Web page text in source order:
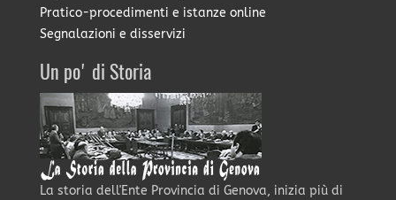
Pratico-procedimenti e istanze online
Segnalazioni e disservizi
Un po' di Storia
La storia dell'Ente Provincia di Genova, inizia più di